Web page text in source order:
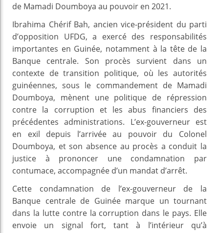
de Mamadi Doumboya au pouvoir en 2021.
Ibrahima Chérif Bah, ancien vice-président du parti
d’opposition UFDG, a exercé des responsabilités
importantes en Guinée, notamment à la tête de la
Banque centrale. Son procès survient dans un
contexte de transition politique, où les autorités
guinéennes, sous le commandement de Mamadi
Doumboya, mènent une politique de répression
contre la corruption et les abus financiers des
précédentes administrations. L’ex-gouverneur est
en exil depuis l’arrivée au pouvoir du Colonel
Doumboya, et son absence au procès a conduit la
justice à prononcer une condamnation par
contumace, accompagnée d’un mandat d’arrêt.
Cette condamnation de l’ex-gouverneur de la
Banque centrale de Guinée marque un tournant
dans la lutte contre la corruption dans le pays. Elle
envoie un signal fort, tant à l’intérieur qu’à